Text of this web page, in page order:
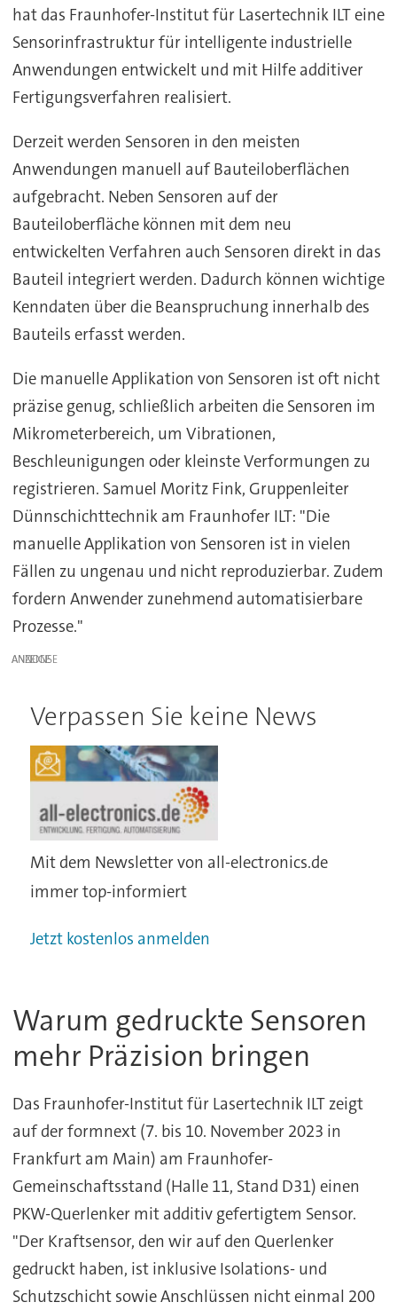
hat das Fraunhofer-Institut für Lasertechnik ILT eine
Sensorinfrastruktur für intelligente industrielle
Anwendungen entwickelt und mit Hilfe additiver
Fertigungsverfahren realisiert.
Derzeit werden Sensoren in den meisten
Anwendungen manuell auf Bauteiloberflächen
aufgebracht. Neben Sensoren auf der
Bauteiloberfläche können mit dem neu
entwickelten Verfahren auch Sensoren direkt in das
Bauteil integriert werden. Dadurch können wichtige
Kenndaten über die Beanspruchung innerhalb des
Bauteils erfasst werden.
Die manuelle Applikation von Sensoren ist oft nicht
präzise genug, schließlich arbeiten die Sensoren im
Mikrometerbereich, um Vibrationen,
Beschleunigungen oder kleinste Verformungen zu
registrieren. Samuel Moritz Fink, Gruppenleiter
Dünnschichttechnik am Fraunhofer ILT: "Die
manuelle Applikation von Sensoren ist in vielen
Fällen zu ungenau und nicht reproduzierbar. Zudem
fordern Anwender zunehmend automatisierbare
Prozesse."
ANZEIGE
Verpassen Sie keine News
Mit dem Newsletter von all-electronics.de
immer top-informiert
Jetzt kostenlos anmelden
Warum gedruckte Sensoren
mehr Präzision bringen
Das Fraunhofer-Institut für Lasertechnik ILT zeigt
auf der formnext (7. bis 10. November 2023 in
Frankfurt am Main) am Fraunhofer-
Gemeinschaftsstand (Halle 11, Stand D31) einen
PKW-Querlenker mit additiv gefertigtem Sensor.
"Der Kraftsensor, den wir auf den Querlenker
gedruckt haben, ist inklusive Isolations- und
Schutzschicht sowie Anschlüssen nicht einmal 200